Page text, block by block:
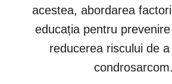
acestea, abordarea
educația pentru
reducerea riscului de
condrosarcom.